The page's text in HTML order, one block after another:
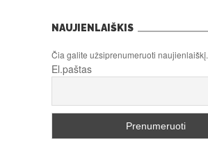
NAUJIENLAIŠKIS
Čia galite užsiprenumeruoti naujienlaiškį.
El.paštas